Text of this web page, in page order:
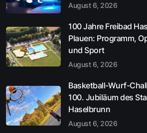
August 6, 2026
100 Jahre Freibad
Plauen: Programm,
und Sport
August 6, 2026
Basketball-Wurf-
100. Jubiläum des
Haselbrunn
August 6, 2026